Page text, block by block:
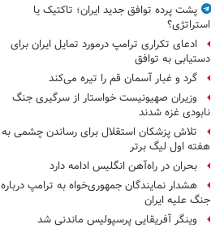
پشت پرده توافق جدید ایران؛ تاکتیک یا
استراتژی؟
ادعای تکراری ترامپ درمورد تمایل ایران برای
دستیابی به توافق
گرد و غبار آسمان قم را تیره می‌کند
وزیران صهیونیست خواستار از سرگیری جنگ
نابودی غزه شدند
تلاش پزشکان استقلال برای رساندن چشمی به
هفته اول لیگ برتر
بحران در راه‌آهن انگلیس ادامه دارد
هشدار نمایندگان جمهوری‌خواه به ترامپ درباره
جنگ علیه ایران
وینگر آفریقایی پرسپولیس ماندنی شد